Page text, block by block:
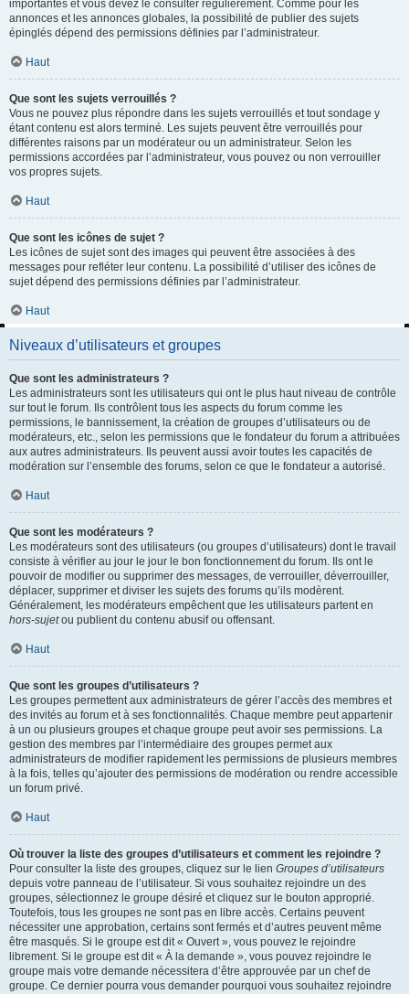
importantes et vous devez le consulter régulièrement. Comme pour les
annonces et les annonces globales, la possibilité de publier des sujets
épinglés dépend des permissions définies par l’administrateur.
Haut
Que sont les sujets verrouillés ?
Vous ne pouvez plus répondre dans les sujets verrouillés et tout sondage y
étant contenu est alors terminé. Les sujets peuvent être verrouillés pour
différentes raisons par un modérateur ou un administrateur. Selon les
permissions accordées par l’administrateur, vous pouvez ou non verrouiller
vos propres sujets.
Haut
Que sont les icônes de sujet ?
Les icônes de sujet sont des images qui peuvent être associées à des
messages pour refléter leur contenu. La possibilité d’utiliser des icônes de
sujet dépend des permissions définies par l’administrateur.
Haut
Niveaux d’utilisateurs et groupes
Que sont les administrateurs ?
Les administrateurs sont les utilisateurs qui ont le plus haut niveau de contrôle
sur tout le forum. Ils contrôlent tous les aspects du forum comme les
permissions, le bannissement, la création de groupes d’utilisateurs ou de
modérateurs, etc., selon les permissions que le fondateur du forum a attribuées
aux autres administrateurs. Ils peuvent aussi avoir toutes les capacités de
modération sur l’ensemble des forums, selon ce que le fondateur a autorisé.
Haut
Que sont les modérateurs ?
Les modérateurs sont des utilisateurs (ou groupes d’utilisateurs) dont le travail
consiste à vérifier au jour le jour le bon fonctionnement du forum. Ils ont le
pouvoir de modifier ou supprimer des messages, de verrouiller, déverrouiller,
déplacer, supprimer et diviser les sujets des forums qu’ils modèrent.
Généralement, les modérateurs empêchent que les utilisateurs partent en
hors-sujetou publient du contenu abusif ou offensant.
Haut
Que sont les groupes d’utilisateurs ?
Les groupes permettent aux administrateurs de gérer l’accès des membres et
des invités au forum et à ses fonctionnalités. Chaque membre peut appartenir
à un ou plusieurs groupes et chaque groupe peut avoir ses permissions. La
gestion des membres par l’intermédiaire des groupes permet aux
administrateurs de modifier rapidement les permissions de plusieurs membres
à la fois, telles qu’ajouter des permissions de modération ou rendre accessible
un forum privé.
Haut
Où trouver la liste des groupes d’utilisateurs et comment les rejoindre ?
Pour consulter la liste des groupes, cliquez sur le lien Groupes d’utilisateurs
depuis votre panneau de l’utilisateur. Si vous souhaitez rejoindre un des
groupes, sélectionnez le groupe désiré et cliquez sur le bouton approprié.
Toutefois, tous les groupes ne sont pas en libre accès. Certains peuvent
nécessiter une approbation, certains sont fermés et d’autres peuvent même
être masqués. Si le groupe est dit « Ouvert », vous pouvez le rejoindre
librement. Si le groupe est dit « À la demande », vous pouvez rejoindre le
groupe mais votre demande nécessitera d’être approuvée par un chef de
groupe. Ce dernier pourra vous demander pourquoi vous souhaitez rejoindre